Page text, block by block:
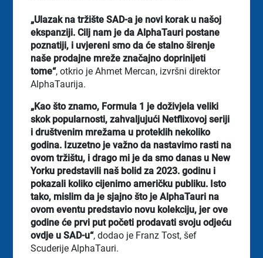
„Ulazak na tržište SAD-a je novi korak u našoj
ekspanziji. Cilj nam je da AlphaTauri postane
poznatiji, i uvjereni smo da će stalno širenje
naše prodajne mreže značajno doprinijeti
tome“, otkrio je Ahmet Mercan, izvršni direktor
AlphaTaurija.
„Kao što znamo, Formula 1 je doživjela veliki
skok popularnosti, zahvaljujući Netflixovoj seriji
i društvenim mrežama u proteklih nekoliko
godina. Izuzetno je važno da nastavimo rasti na
ovom tržištu, i drago mi je da smo danas u New
Yorku predstavili naš bolid za 2023. godinu i
pokazali koliko cijenimo američku publiku. Isto
tako, mislim da je sjajno što je AlphaTauri na
ovom eventu predstavio novu kolekciju, jer ove
godine će prvi put početi prodavati svoju odjeću
ovdje u SAD-u“, dodao je Franz Tost, šef
Scuderije AlphaTauri.